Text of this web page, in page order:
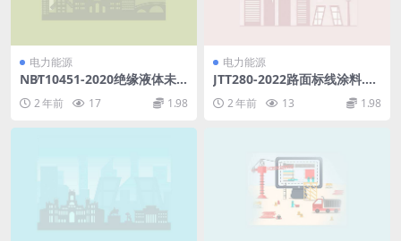
电力能源
NB∕T10451-2020绝缘液体未
df 2 年前 17 1.98
电力能源
JTT280-2022路面标线涂料.pd
2 年前 13 1.98